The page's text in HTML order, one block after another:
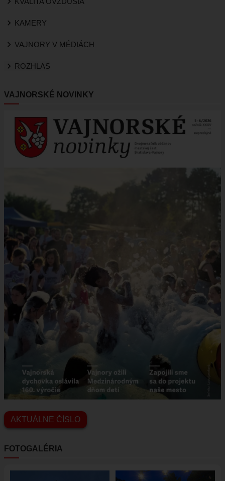
KAMERY
VAJNORY V MÉDIÁCH
ROZHLAS
VAJNORSKÉ NOVINKY
Obrázok
AKTUÁLNE ČÍSLO
FOTOGALÉRIA
Obrázok